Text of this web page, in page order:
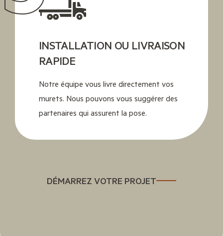
INSTALLATION OU LIVRAISON
RAPIDE
Notre équipe vous livre directement vos
murets. Nous pouvons vous suggérer des
partenaires qui assurent la pose.
DÉMARREZ VOTRE PROJET